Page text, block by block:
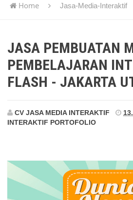
Home Jasa-Media-Interaktif
JASA PEMBUATAN
PEMBELAJARAN
FLASH - JAKARTA
CV JASA MEDIA INTERAKTIF
INTERAKTIF PORTOFOLIO